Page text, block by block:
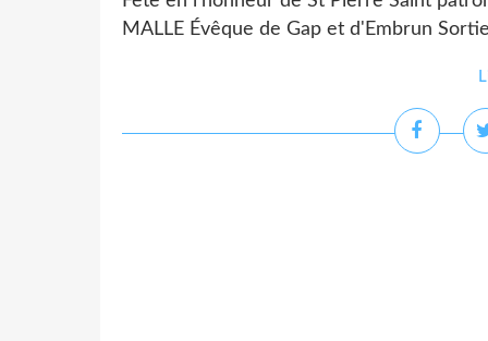
MALLE Évêque de Gap et d'Embrun